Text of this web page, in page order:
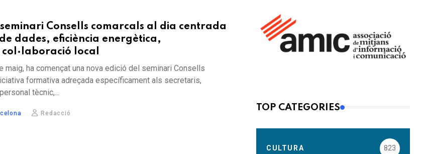
Consells comarcals al dia centrada
dades, eficiència energètica,
local
maig, ha començat una nova edició del seminari Consells
formativa adreçada específicament als secretaris,
tècnic,...
Redacció
TOP CATEGORIES
CULTURA 823